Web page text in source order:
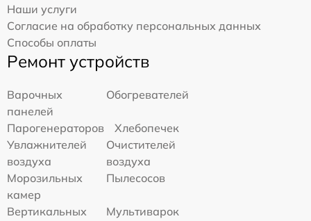
Наши услуги
Согласие на обработку персональных данных
Способы оплаты
Ремонт устройств
Варочных
панелей
Обогревателей
Парогенераторов
Хлебопечек
Увлажнителей
воздуха
Очистителей
воздуха
Морозильных
камер
Пылесосов
Вертикальных
Мультиварок